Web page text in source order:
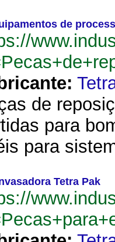
de
de
para
para
Tetra Pak